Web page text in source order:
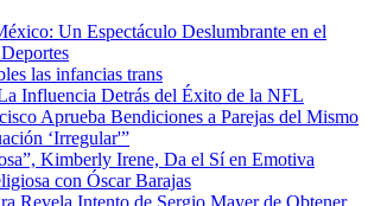
Un Espectáculo Deslumbrante en el
las infancias trans
Influencia Detrás del Éxito de la NFL
Aprueba Bendiciones a Parejas del Mismo
‘Irregular'”
Kimberly Irene, Da el Sí en Emotiva
con Óscar Barajas
Revela Intento de Sergio Mayer de Obtener